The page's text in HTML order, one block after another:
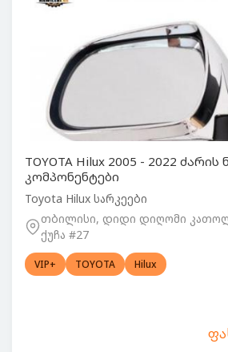
TOYOTA Hilux 2005 - 2022
კომპონენტები
Toyota Hilux სარკეები
თბილისი, დიდი დიღომი
ქუჩა #27
VIP+ TOYOTA Hilux